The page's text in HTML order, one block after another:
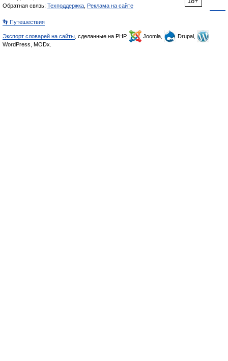
Обратная связь: Техподдержка Реклама на сайте
👣 Путешествия
Экспорт словарей на сайты , сделанные на PHP, Joomla,
Drupal,
WordPress, MODx.